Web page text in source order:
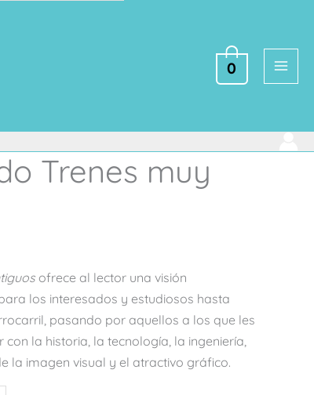
0
Trenes muy
ofrece al lector una visión
los interesados y estudiosos hasta
pasando por aquellos a los que les
la historia, la tecnología, la ingeniería,
la imagen visual y el atractivo gráfico.